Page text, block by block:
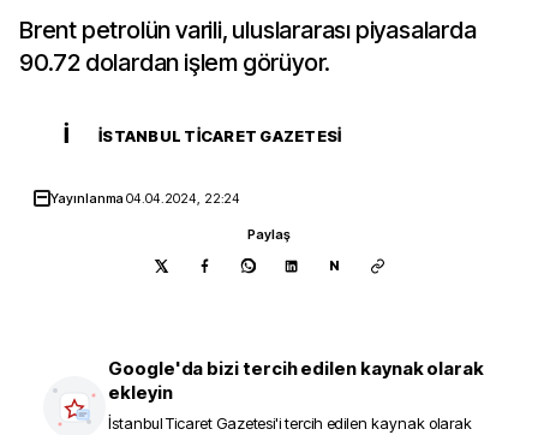
Brent petrolün varili, uluslararası piyasalarda
90.72 dolardan işlem görüyor.
İ İSTANBUL TICARET GAZETESI
Yayınlanma04.04.2024, 22:24
Paylaş
N
Google'da bizi tercih edilen kaynak olarak
ekleyin
İstanbul Ticaret Gazetesi'i tercih edilen kaynak olarak